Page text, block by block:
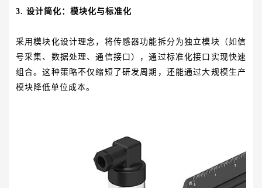
3. 设计简化：模块化与标准化
采用模块化设计理念，将传感器功能拆分为独立模块（如信
号采集、数据处理、通信接口），通过标准化接口实现快速
组合。这种策略不仅缩短了研发周期，还能通过大规模生产
模块降低单位成本。